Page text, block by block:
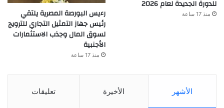
للدورة الجديدة لعام 2026
منذ 17 ساعة
رءيس البورصة المصرية يلتقي
رئيس جهاز التمثيل التجاري للترويج
لسوق المال وجذب الاستثمارات
الأجنبية
منذ 17 ساعة
الأشهر الأخيرة تعليقات